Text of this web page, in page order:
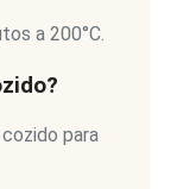
a 200°C.
para